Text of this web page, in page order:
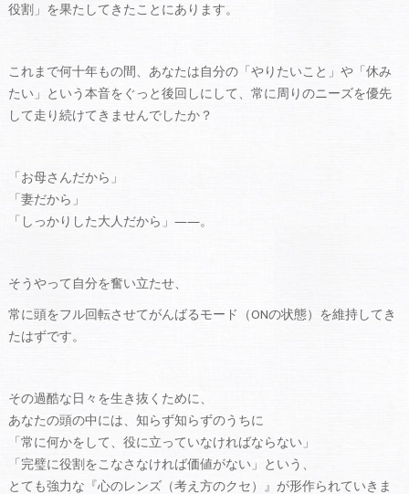
役割」を果たしてきたことにあります。
これまで何十年もの間、あなたは自分の「やりたいこと」や「休み
たい」という本音をぐっと後回しにして、常に周りのニーズを優先
して走り続けてきませんでしたか？
「お母さんだから」
「妻だから」
「しっかりした大人だから」――。
そうやって自分を奮い立たせ、
常に頭をフル回転させてがんばるモード（ONの状態）を維持してき
たはずです。
その過酷な日々を生き抜くために、
あなたの頭の中には、知らず知らずのうちに
「常に何かをして、役に立っていなければならない」
「完璧に役割をこなさなければ価値がない」という、
とても強力な『心のレンズ（考え方のクセ）』が形作られていきま